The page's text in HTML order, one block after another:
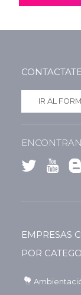
IR AL
EMPRESAS
POR